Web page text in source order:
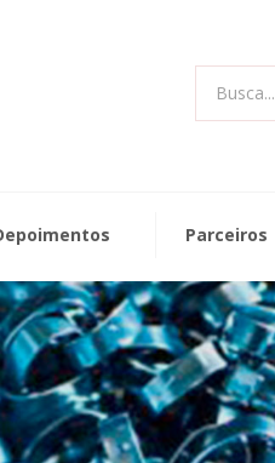
Busca...
Parceiros